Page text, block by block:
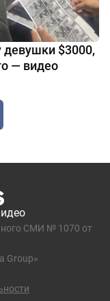
$3000,
— видео
СМИ № 1070 от
Group»